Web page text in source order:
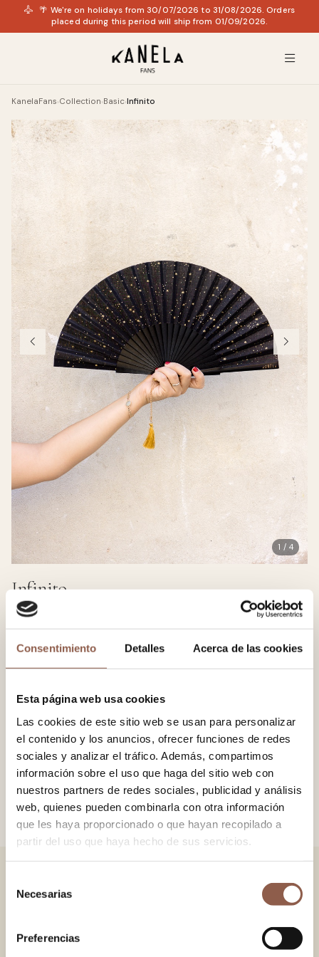
Consentimiento Detalles Acerca de las cookies
Esta página web usa cookies
Las cookies de este sitio web se usan para personalizar
el contenido y los anuncios, ofrecer funciones de redes
sociales y analizar el tráfico. Además, compartimos
información sobre el uso que haga del sitio web con
nuestros partners de redes sociales, publicidad y análisis
web, quienes pueden combinarla con otra información
que les haya proporcionado o que hayan recopilado a
partir del uso que haya hecho de sus servicios.
Necesarias
Preferencias
🌴 We're on holidays from 30/07/2026 to 31/08/2026. Orders
placed during this period will ship from 01/09/2026.
KanelaFans›Collection›Basic›Infinito
1 / 4
Infinito
38.00 EUR
Peral wood fan painted black, with 100% cotton fabric printed
in gold. Gold ring detail with chain and cotton tassel.
SIZE 19×34 cm.
38.00 EUR